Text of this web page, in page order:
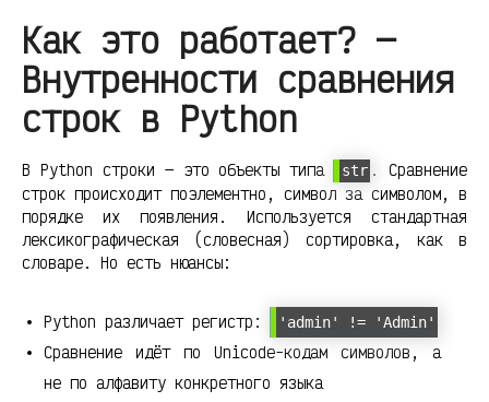
Как это работает? —
Внутренности сравнения
строк в Python
В Python строки — это объекты типа str . Сравнение
строк происходит поэлементно, символ за символом, в
порядке их появления. Используется стандартная
лексикографическая (словесная) сортировка, как в
словаре. Но есть нюансы:
Python различает регистр: 'admin' != 'Admin'
Сравнение идёт по Unicode-кодам символов, а
не по алфавиту конкретного языка